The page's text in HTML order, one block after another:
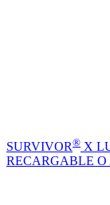
SURVIVOR® X
RECARGABLE